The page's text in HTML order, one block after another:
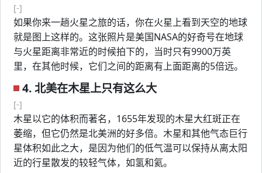
[-]
如果你来一趟火星之旅的话，你在火星上看到天空的地球
就是图上这样的。这张照片是美国NASA的好奇号在地球
与火星距离非常近的时候拍下的，当时只有9900万英
里，在其他时候，它们之间的距离有上面距离的5倍远。
4. 北美在木星上只有这么大
[-]
木星以它的体积而著名，1655年发现的木星大红斑正在
萎缩，但它仍然是北美洲的好多倍。木星和其他气态巨行
星体积如此之大，是因为他们的低气温可以保持从离太阳
近的行星散发的较轻气体，如氢和氦。